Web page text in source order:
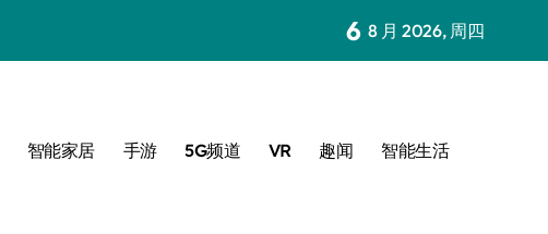
6 8 月 2026, 周四
智能家居 手游 5G频道 VR 趣闻 智能生活